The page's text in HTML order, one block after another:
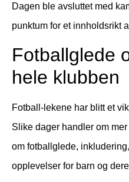
Dagen ble avsluttet med
punktum for et innholdsrikt
Fotballglede
hele klubben
Fotball-lekene har blitt et
Slike dager handler om
om fotballglede,
opplevelser for barn og